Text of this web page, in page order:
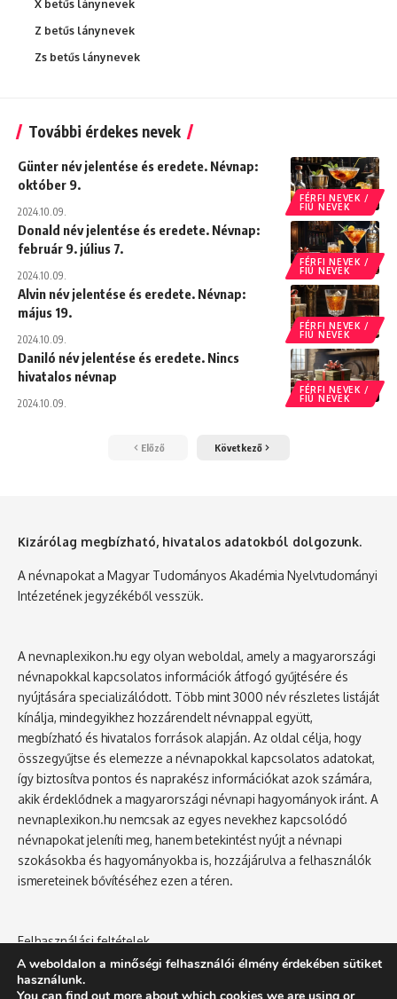
X betűs lánynevek
Z betűs lánynevek
Zs betűs lánynevek
További érdekes nevek
FÉRFI NEVEK /
FIÚ NEVEK
Günter név jelentése és eredete. Névnap:
október 9.
2024.10.09.
FÉRFI NEVEK /
FIÚ NEVEK
Donald név jelentése és eredete. Névnap:
február 9. július 7.
2024.10.09.
FÉRFI NEVEK /
FIÚ NEVEK
Alvin név jelentése és eredete. Névnap:
május 19.
2024.10.09.
FÉRFI NEVEK /
FIÚ NEVEK
Daniló név jelentése és eredete. Nincs
hivatalos névnap
2024.10.09.
Előző Következő
Kizárólag megbízható, hivatalos adatokból dolgozunk.
A névnapokat a Magyar Tudományos Akadémia Nyelvtudományi
Intézetének jegyzékéből vesszük.
A nevnaplexikon.hu egy olyan weboldal, amely a magyarországi
névnapokkal kapcsolatos információk átfogó gyűjtésére és
nyújtására specializálódott. Több mint 3000 név részletes listáját
kínálja, mindegyikhez hozzárendelt névnappal együtt,
megbízható és hivatalos források alapján. Az oldal célja, hogy
összegyűjtse és elemezze a névnapokkal kapcsolatos adatokat,
így biztosítva pontos és naprakész információkat azok számára,
akik érdeklődnek a magyarországi névnapi hagyományok iránt. A
nevnaplexikon.hu nemcsak az egyes nevekhez kapcsolódó
névnapokat jeleníti meg, hanem betekintést nyújt a névnapi
szokásokba és hagyományokba is, hozzájárulva a felhasználók
ismereteinek bővítéséhez ezen a téren.
Felhasználási feltételek
Adatvédelmi tájékoztató
A weboldalon a minőségi felhasználói élmény érdekében sütiket
használunk.